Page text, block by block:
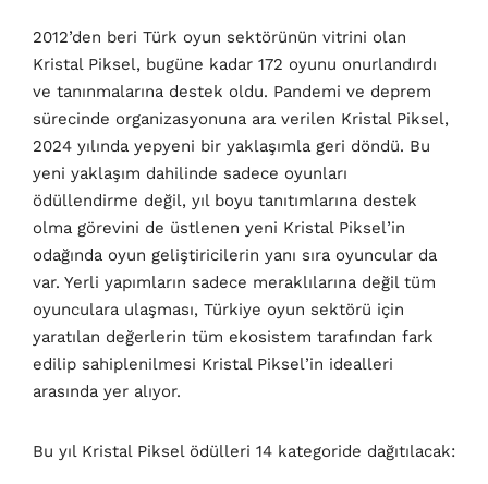
2012’den beri Türk oyun sektörünün vitrini olan
Kristal Piksel, bugüne kadar 172 oyunu onurlandırdı
ve tanınmalarına destek oldu. Pandemi ve deprem
sürecinde organizasyonuna ara verilen Kristal Piksel,
2024 yılında yepyeni bir yaklaşımla geri döndü. Bu
yeni yaklaşım dahilinde sadece oyunları
ödüllendirme değil, yıl boyu tanıtımlarına destek
olma görevini de üstlenen yeni Kristal Piksel’in
odağında oyun geliştiricilerin yanı sıra oyuncular da
var. Yerli yapımların sadece meraklılarına değil tüm
oyunculara ulaşması, Türkiye oyun sektörü için
yaratılan değerlerin tüm ekosistem tarafından fark
edilip sahiplenilmesi Kristal Piksel’in idealleri
arasında yer alıyor.
Bu yıl Kristal Piksel ödülleri 14 kategoride dağıtılacak: